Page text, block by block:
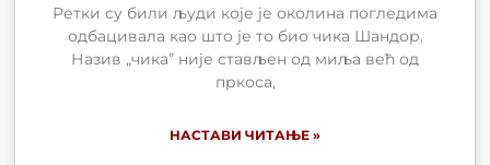
Ретки су били људи које је околина погледима
одбацивала као што је то био чика Шандор.
Назив „чика” није стављен од миља већ од
пркоса,
НАСТАВИ ЧИТАЊЕ »